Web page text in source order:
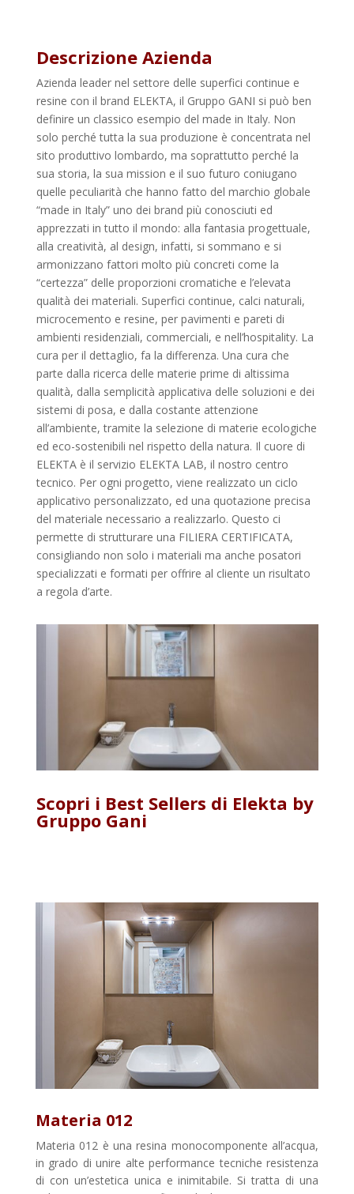
Descrizione Azienda
Azienda leader nel settore delle superfici continue e
resine con il brand ELEKTA, il Gruppo GANI si può ben
definire un classico esempio del made in Italy. Non
solo perché tutta la sua produzione è concentrata nel
sito produttivo lombardo, ma soprattutto perché la
sua storia, la sua mission e il suo futuro coniugano
quelle peculiarità che hanno fatto del marchio globale
“made in Italy” uno dei brand più conosciuti ed
apprezzati in tutto il mondo: alla fantasia progettuale,
alla creatività, al design, infatti, si sommano e si
armonizzano fattori molto più concreti come la
“certezza” delle proporzioni cromatiche e l’elevata
qualità dei materiali. Superfici continue, calci naturali,
microcemento e resine, per pavimenti e pareti di
ambienti residenziali, commerciali, e nell’hospitality. La
cura per il dettaglio, fa la differenza. Una cura che
parte dalla ricerca delle materie prime di altissima
qualità, dalla semplicità applicativa delle soluzioni e dei
sistemi di posa, e dalla costante attenzione
all’ambiente, tramite la selezione di materie ecologiche
ed eco-sostenibili nel rispetto della natura. Il cuore di
ELEKTA è il servizio ELEKTA LAB, il nostro centro
tecnico. Per ogni progetto, viene realizzato un ciclo
applicativo personalizzato, ed una quotazione precisa
del materiale necessario a realizzarlo. Questo ci
permette di strutturare una FILIERA CERTIFICATA,
consigliando non solo i materiali ma anche posatori
specializzati e formati per offrire al cliente un risultato
a regola d’arte.
Scopri i Best Sellers di Elekta by
Gruppo Gani
Materia 012
Materia 012 è una resina monocomponente all’acqua,
in grado di unire alte performance tecniche resistenza
di con un’estetica unica e inimitabile. Si tratta di una